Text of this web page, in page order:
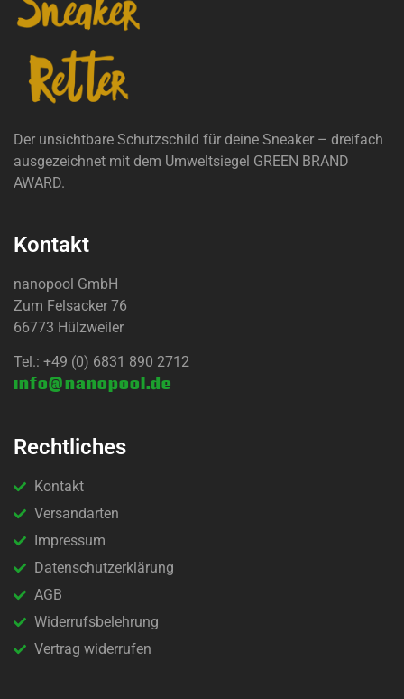
Der unsichtbare Schutzschild für deine Sneaker – dreifach
ausgezeichnet mit dem Umweltsiegel GREEN BRAND
AWARD.
Kontakt
nanopool GmbH
Zum Felsacker 76
66773 Hülzweiler
Tel.: +49 (0) 6831 890 2712
info@nanopool.de
Rechtliches
Kontakt
Versandarten
Impressum
Datenschutzerklärung
AGB
Widerrufsbelehrung
Vertrag widerrufen